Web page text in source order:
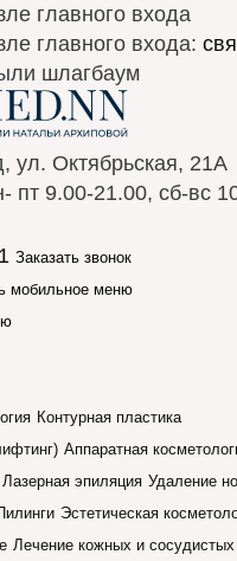
главного входа
главного входа:
шлагбаум
ул. Октябрьская, 21А
пт 9.00-21.00, сб-вс
Заказать звонок
мобильное меню
Контурная пластика
Аппаратная
Лазерная эпиляция Удаление
Эстетическая
Лечение кожных и сосудистых